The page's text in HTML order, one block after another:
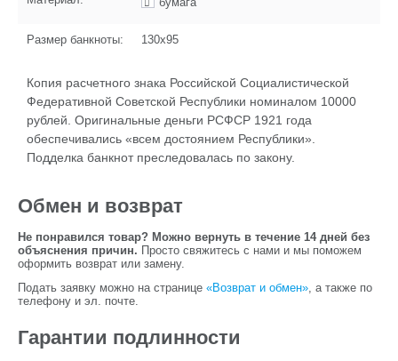
Размер банкноты: 130х95
Копия расчетного знака Российской Социалистической
Федеративной Советской Республики номиналом 10000
рублей. Оригинальные деньги РСФСР 1921 года
обеспечивались «всем достоянием Республики».
Подделка банкнот преследовалась по закону.
Обмен и возврат
Не понравился товар? Можно вернуть в течение 14 дней без
объяснения причин. Просто свяжитесь с нами и мы поможем
оформить возврат или замену.
Подать заявку можно на странице «Возврат и обмен», а также по
телефону и эл. почте.
Гарантии подлинности